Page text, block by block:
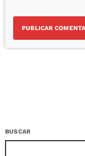
BUSCAR